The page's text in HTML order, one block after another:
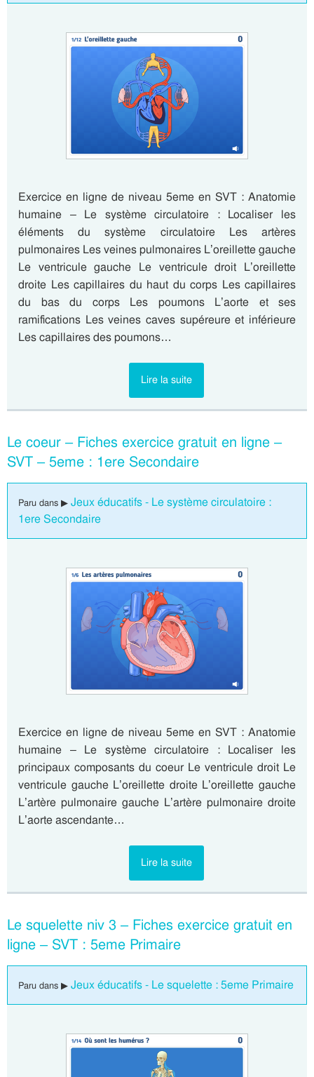
Exercice en ligne de niveau 5eme en SVT : Anatomie
humaine – Le système circulatoire : Localiser les
éléments du système circulatoire Les artères
pulmonaires Les veines pulmonaires L’oreillette gauche
Le ventricule gauche Le ventricule droit L’oreillette
droite Les capillaires du haut du corps Les capillaires
du bas du corps Les poumons L’aorte et ses
ramifications Les veines caves supéreure et inférieure
Les capillaires des poumons…
Lire la suite
Le coeur – Fiches exercice gratuit en ligne –
SVT – 5eme : 1ere Secondaire
Paru dans ▶ Jeux éducatifs - Le système circulatoire :
1ere Secondaire
Exercice en ligne de niveau 5eme en SVT : Anatomie
humaine – Le système circulatoire : Localiser les
principaux composants du coeur Le ventricule droit Le
ventricule gauche L’oreillette droite L’oreillette gauche
L’artère pulmonaire gauche L’artère pulmonaire droite
L’aorte ascendante…
Lire la suite
Le squelette niv 3 – Fiches exercice gratuit en
ligne – SVT : 5eme Primaire
Paru dans ▶ Jeux éducatifs - Le squelette : 5eme Primaire